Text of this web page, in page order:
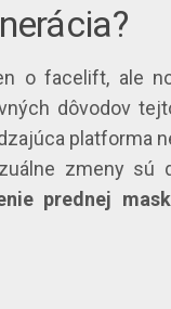
o facelift, ale
dôvodov
platforma
zmeny sú
prednej